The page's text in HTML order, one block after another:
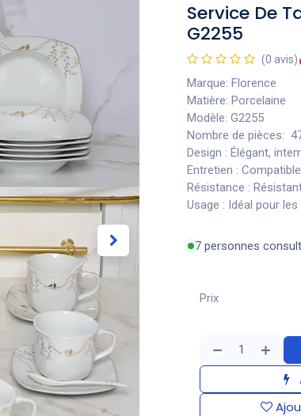
Service De
G2255
(0 avis)
Marque: Florence
Matière: Porcelaine
Modèle: G2255
Nombre de pièces:
Design : Élégant,
Entretien :
Résistance :
Usage : Idéal pour
7 personnes
Prix